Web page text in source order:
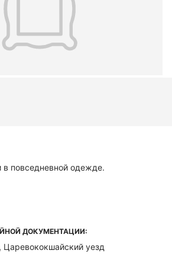
в повседневной одежде.
ДОКУМЕНТАЦИИ:
Царевококшайский уезд